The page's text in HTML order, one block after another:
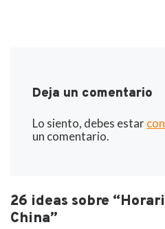
Deja un comentario
Lo siento, debes estar
un comentario.
26 ideas sobre
China”